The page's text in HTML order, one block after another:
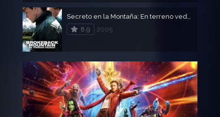
Secreto en la Montaña: En terreno vedado
8.9
2005